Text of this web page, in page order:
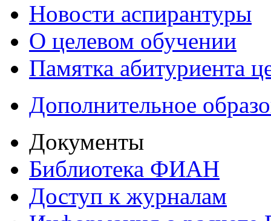
Новости аспирантуры
О целевом обучении
Памятка абитуриента
Дополнительное
Документы
Библиотека ФИАН
Доступ к журналам